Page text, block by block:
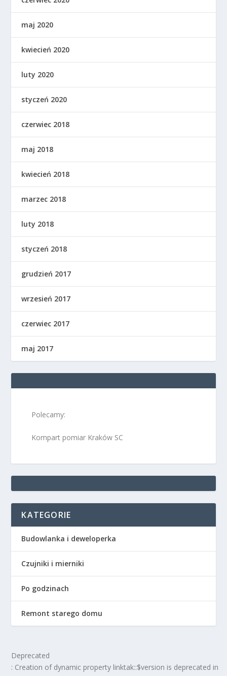
maj 2020
kwiecień 2020
luty 2020
styczeń 2020
czerwiec 2018
maj 2018
kwiecień 2018
marzec 2018
luty 2018
styczeń 2018
grudzień 2017
wrzesień 2017
czerwiec 2017
maj 2017
Polecamy:
Kompart pomiar Kraków SC
KATEGORIE
Budowlanka i deweloperka
Czujniki i mierniki
Po godzinach
Remont starego domu
Deprecated
: Creation of dynamic property linktak::$version is deprecated in